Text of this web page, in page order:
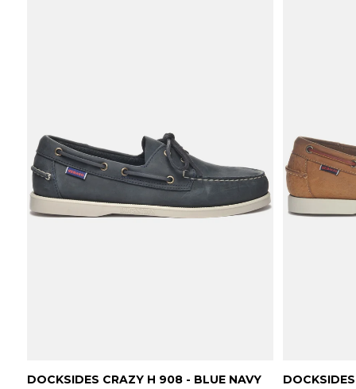
DOCKSIDES CRAZY H 908 - BLUE NAVY